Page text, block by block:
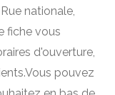
nationale,
fiche vous
d'ouverture,
pouvez